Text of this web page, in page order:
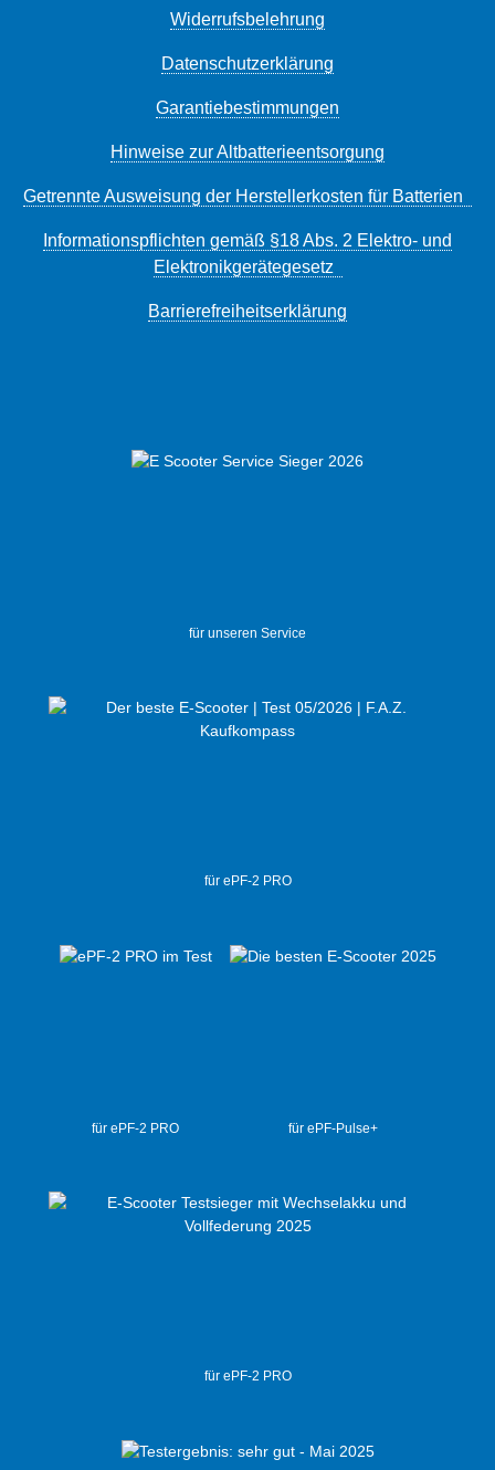
Widerrufsbelehrung
Datenschutzerklärung
Garantiebestimmungen
Hinweise zur Altbatterieentsorgung
Getrennte Ausweisung der Herstellerkosten für Batterien
Informationspflichten gemäß §18 Abs. 2 Elektro- und
Elektronikgerätegesetz
Barrierefreiheitserklärung
für unseren Service
für ePF-2 PRO
für ePF-2 PRO für ePF-Pulse+
für ePF-2 PRO